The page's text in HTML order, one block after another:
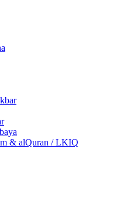
& alQuran / LKIQ